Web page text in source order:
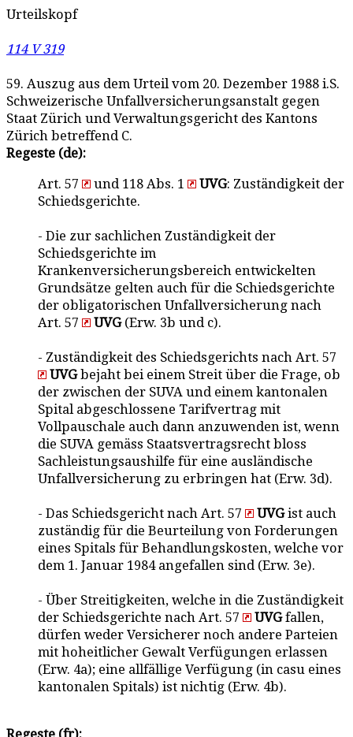
Urteilskopf
114 V 319
59. Auszug aus dem Urteil vom 20. Dezember 1988 i.S.
Schweizerische Unfallversicherungsanstalt gegen
Staat Zürich und Verwaltungsgericht des Kantons
Zürich betreffend C.
Regeste (de):
Art. 57 und 118 Abs. 1 UVG: Zuständigkeit der
Schiedsgerichte.
- Die zur sachlichen Zuständigkeit der
Schiedsgerichte im
Krankenversicherungsbereich entwickelten
Grundsätze gelten auch für die Schiedsgerichte
der obligatorischen Unfallversicherung nach
Art. 57
UVG(Erw. 3b und c).
- Zuständigkeit des Schiedsgerichts nach Art. 57
UVGbejaht bei einem Streit über die Frage, ob
der zwischen der SUVA und einem kantonalen
Spital abgeschlossene Tarifvertrag mit
Vollpauschale auch dann anzuwenden ist, wenn
die SUVA gemäss Staatsvertragsrecht bloss
Sachleistungsaushilfe für eine ausländische
Unfallversicherung zu erbringen hat (Erw. 3d).
- Das Schiedsgericht nach Art. 57 UVGist auch
zuständig für die Beurteilung von Forderungen
eines Spitals für Behandlungskosten, welche vor
dem 1. Januar 1984 angefallen sind (Erw. 3e).
- Über Streitigkeiten, welche in die Zuständigkeit
der Schiedsgerichte nach Art. 57
UVGfallen,
dürfen weder Versicherer noch andere Parteien
mit hoheitlicher Gewalt Verfügungen erlassen
(Erw. 4a); eine allfällige Verfügung (in casu eines
kantonalen Spitals) ist nichtig (Erw. 4b).